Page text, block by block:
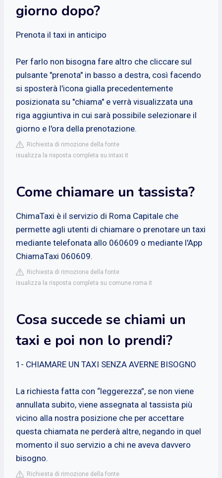
giorno dopo?
Prenota il taxi in anticipo
Per farlo non bisogna fare altro che cliccare sul
pulsante "prenota" in basso a destra, così facendo
si sposterà l'icona gialla precedentemente
posizionata su "chiama" e verrà visualizzata una
riga aggiuntiva in cui sarà possibile selezionare il
giorno e l'ora della prenotazione.
Richiesta di rimozione della fonte
isualizza la risposta completa su intaxi.it
Come chiamare un tassista?
ChimaTaxi è il servizio di Roma Capitale che
permette agli utenti di chiamare o prenotare un taxi
mediante telefonata allo 060609 o mediante l'App
ChiamaTaxi 060609.
Richiesta di rimozione della fonte
isualizza la risposta completa su comune.roma.it
Cosa succede se chiami un
taxi e poi non lo prendi?
1- CHIAMARE UN TAXI SENZA AVERNE BISOGNO
La richiesta fatta con “leggerezza”, se non viene
annullata subito, viene assegnata al tassista più
vicino alla nostra posizione che per accettare
questa chiamata ne perderà altre, negando in quel
momento il suo servizio a chi ne aveva davvero
bisogno.
Richiesta di rimozione della fonte